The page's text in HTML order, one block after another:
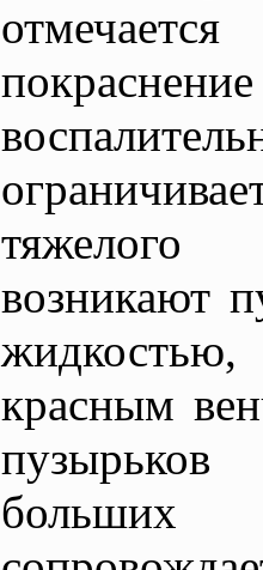
тяжелого
возникают
красным